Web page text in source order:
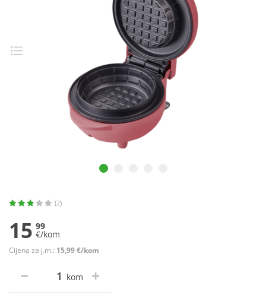
(2)
15 99
€/kom
Cijena za j.m.: 15,99 €/kom
kom